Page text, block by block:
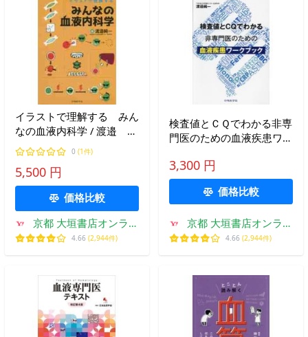
イラストで理解する みん
なの血液内科学 / 渡邉 純
一 著
0 (1件)
5,500 円
価格比較
京都 大垣書店オンライ
ン
4.66 (2,944件)
検査値とＣＱでわかる非専
門医のための血液疾患ワー
3,300 円
価格比較
京都 大垣書店オンライ
ン
4.66 (2,944件)